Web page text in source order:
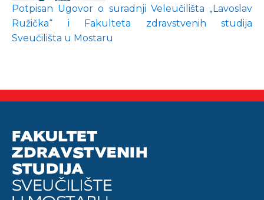
Potpisan Ugovor o suradnji Veleučilišta „Lavoslav
Ružička“ i Fakulteta zdravstvenih studija
Sveučilišta u Mostaru